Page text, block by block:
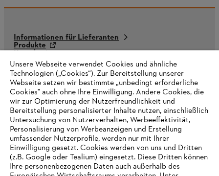
Informationen für Lieferanten
Produkte
Kontakt
Karriere
Hinweisgebersystem
Unsere Webseite verwendet Cookies und ähnliche
Technologien („Cookies“). Zur Bereitstellung unserer
Webseite setzen wir bestimmte „unbedingt erforderliche
Cookies" auch ohne Ihre Einwilligung. Andere Cookies, die
wir zur Optimierung der Nutzerfreundlichkeit und
Bereitstellung personalisierter Inhalte nutzen, einschließlich
Untersuchung von Nutzerverhalten, Werbeeffektivität,
Personalisierung von Werbeanzeigen und Erstellung
umfassender Nutzerprofile, werden nur mit Ihrer
Einwilligung gesetzt. Cookies werden von uns und Dritten
(z.B. Google oder Tealium) eingesetzt. Diese Dritten können
Ihre personenbezogenen Daten auch außerhalb des